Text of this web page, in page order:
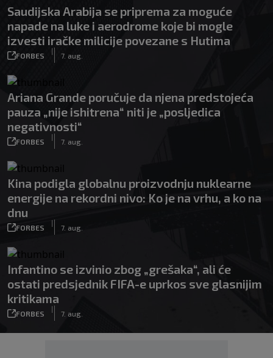
Saudijska Arabija se priprema za moguće
napade na luke i aerodrome koje bi mogle
izvesti iračke milicije povezane s Hutima
FORBES
|
7. aug.
Ariana Grande poručuje da njena predstojeća
pauza „nije ishitrena“ niti je „posljedica
negativnosti“
FORBES
|
7. aug.
Kina podigla globalnu proizvodnju nuklearne
energije na rekordni nivo: Ko je na vrhu, a ko na
dnu
FORBES
|
7. aug.
Infantino se izvinio zbog „grešaka“, ali će
ostati predsjednik FIFA-e uprkos sve glasnijim
kritikama
FORBES
|
7. aug.